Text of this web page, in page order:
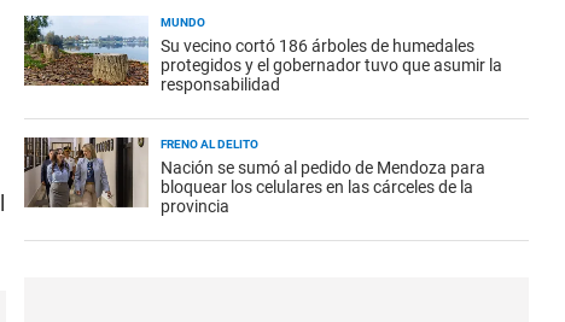
MUNDO
Su vecino cortó 186 árboles de humedales
protegidos y el gobernador tuvo que asumir la
responsabilidad
FRENO AL DELITO
Nación se sumó al pedido de Mendoza para
bloquear los celulares en las cárceles de la
provincia